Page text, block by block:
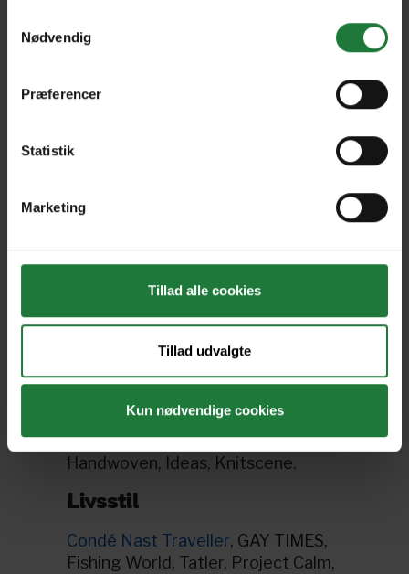
Nødvendig
Præferencer
Statistik
Marketing
Tillad alle cookies
Tillad udvalgte
Kun nødvendige cookies
Cycle World,
Magazine,
Soccer,
Magazine, Beat, Billboard
Music, Guitar Magazine.
The Knitter, Cardmaking &
Creative Beading Magazine, Cross
Stitch Crazy, Digital Photo Pro,
Handwoven, Ideas, Knitscene.
Livsstil
Condé Nast Traveller, GAY TIMES,
Fishing World, Tatler, Project Calm,